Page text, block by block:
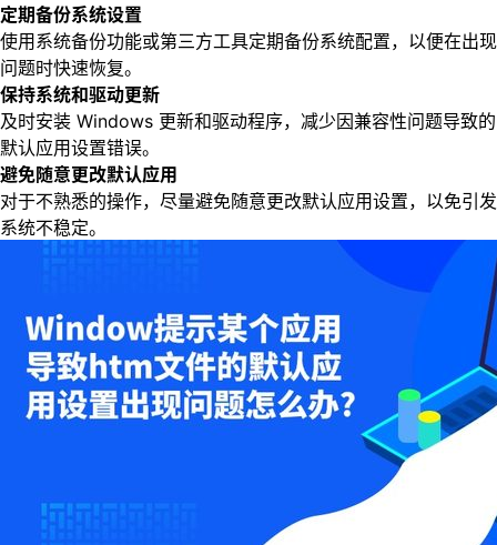
定期备份系统设置
使用系统备份功能或第三方工具定期备份系统配置，以便在出现
问题时快速恢复。
保持系统和驱动更新
及时安装 Windows 更新和驱动程序，减少因兼容性问题导致的
默认应用设置错误。
避免随意更改默认应用
对于不熟悉的操作，尽量避免随意更改默认应用设置，以免引发
系统不稳定。